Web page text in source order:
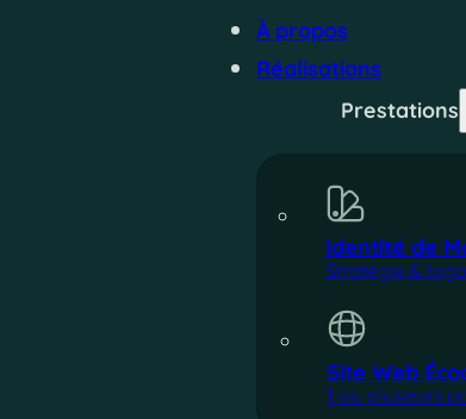
À propos
Réalisations
Prestations
Identité de
Stratégie & logo
Site Web
1 ou plusieurs